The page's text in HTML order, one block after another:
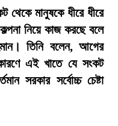
থেকে মানুষকে ধীরে ধীরে
নিয়ে কাজ করছে বলে
তিনি বলেন, আগের
এই খাতে যে সংকট
সরকার সর্বোচ্চ চেষ্টা